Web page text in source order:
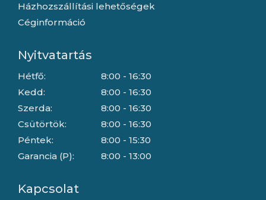
Házhozszállítási lehetőségek
Céginformáció
Nyitvatartás
Hétfő:
Kedd:
Szerda:
Csütörtök:
Péntek:
Garancia (P):
8:00 - 16:30
8:00 - 16:30
8:00 - 16:30
8:00 - 16:30
8:00 - 15:30
8:00 - 13:00
Kapcsolat